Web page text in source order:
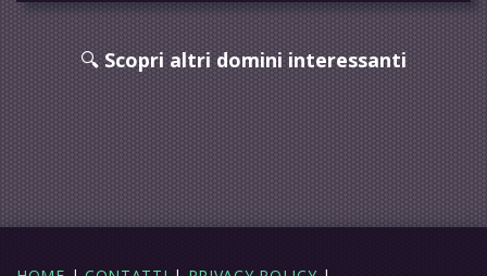
🔍Scopri altri domini interessanti